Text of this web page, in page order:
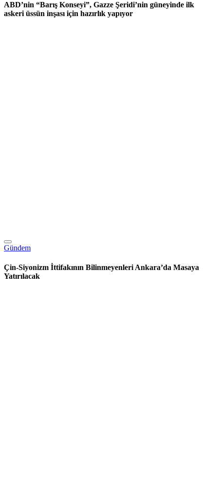
ABD’nin “Barış Konseyi”, Gazze Şeridi’nin güneyinde ilk
askeri üssün inşası için hazırlık yapıyor
Gündem
Çin-Siyonizm İttifakının Bilinmeyenleri Ankara’da Masaya
Yatırılacak